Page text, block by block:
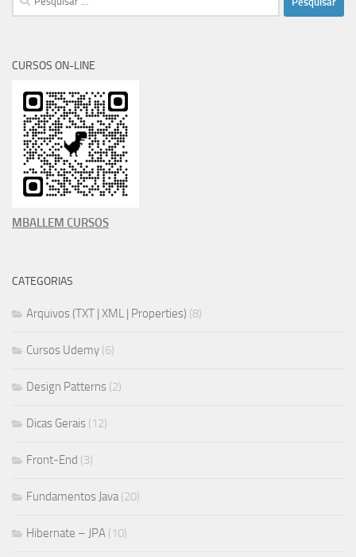
por:
CURSOS ON-LINE
MBALLEM CURSOS
CATEGORIAS
Arquivos (TXT | XML | Properties) (8)
Cursos Udemy (6)
Design Patterns (2)
Dicas Gerais (12)
Front-End (3)
Fundamentos Java(20)
Hibernate – JPA (10)